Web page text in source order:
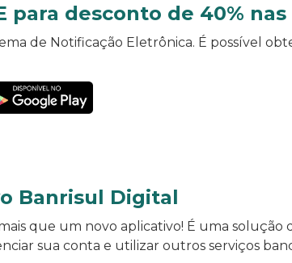
para desconto de 40%
de Notificação Eletrônica. É possível
Banrisul Digital
que um novo aplicativo! É uma solução
sua conta e utilizar outros serviços